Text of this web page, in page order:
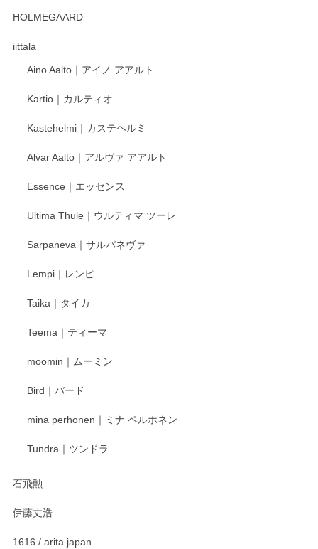
HOLMEGAARD
iittala
Aino Aalto｜アイノ アアルト
Kartio｜カルティオ
Kastehelmi｜カステヘルミ
Alvar Aalto｜アルヴァ アアルト
Essence｜エッセンス
Ultima Thule｜ウルティマ ツーレ
Sarpaneva｜サルパネヴァ
Lempi｜レンピ
Taika｜タイカ
Teema｜ティーマ
moomin｜ムーミン
Bird｜バード
mina perhonen｜ミナ ペルホネン
Tundra｜ツンドラ
石飛勲
伊藤丈浩
1616 / arita japan